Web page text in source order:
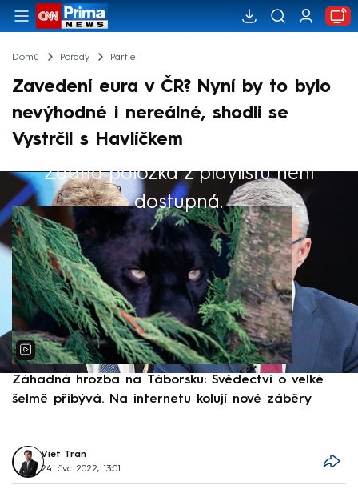
Domů Pořady Partie
Zavedení eura v ČR? Nyní by to bylo
nevýhodné i nereálné, shodli se
Vystrčil s Havlíčkem
Žádná položka z playlistu není
dostupná.
Výběr redakce
Záhadná hrozba na Táborsku: Svědectví o velké
šelmě přibývá. Na internetu kolují nové záběry
Viet Tran
24. čvc 2022, 13:01